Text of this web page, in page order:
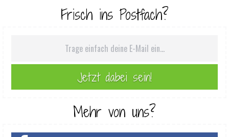
Frisch ins Postfach?
Mehr von uns?